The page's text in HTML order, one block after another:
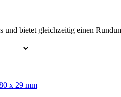
bietet gleichzeitig einen